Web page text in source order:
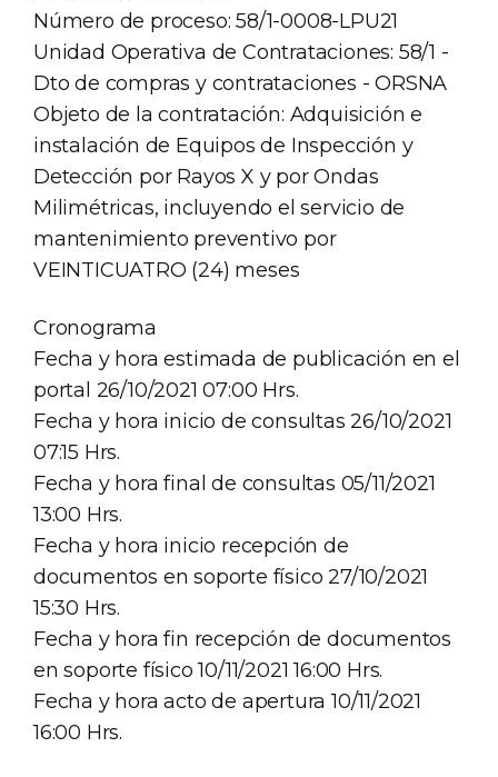
Número de proceso: 58/1-0008-LPU21
Unidad Operativa de Contrataciones: 58/1 -
Dto de compras y contrataciones - ORSNA
Objeto de la contratación: Adquisición e
instalación de Equipos de Inspección y
Detección por Rayos X y por Ondas
Milimétricas, incluyendo el servicio de
mantenimiento preventivo por
VEINTICUATRO (24) meses
Cronograma
Fecha y hora estimada de publicación en el
portal 26/10/2021 07:00 Hrs.
Fecha y hora inicio de consultas 26/10/2021
07:15 Hrs.
Fecha y hora final de consultas 05/11/2021
13:00 Hrs.
Fecha y hora inicio recepción de
documentos en soporte físico 27/10/2021
15:30 Hrs.
Fecha y hora fin recepción de documentos
en soporte físico 10/11/2021 16:00 Hrs.
Fecha y hora acto de apertura 10/11/2021
16:00 Hrs.